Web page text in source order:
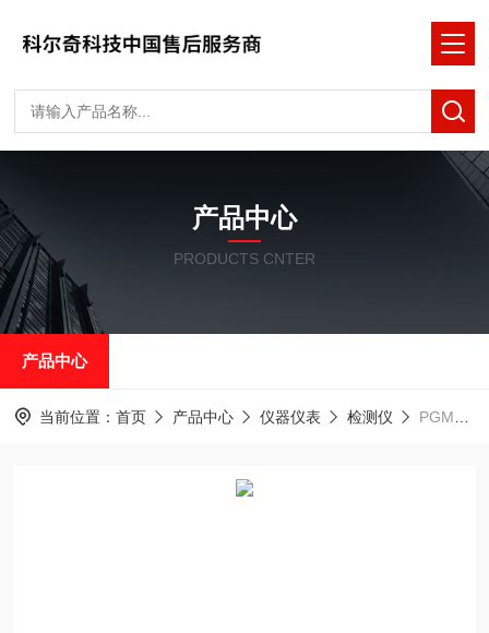
产品中心
PRODUCTS CNTER
产品中心
当前位置： 首页 产品中心 仪器仪表 检测仪 PGM1700单一气体检测仪